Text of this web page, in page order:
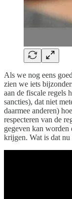
Als we nog eens
zien we iets
aan de fiscale regels
sancties), dat niet
daarmee anderen)
respecteren van de
gegeven kan worden
krijgen. Wat is dat nu